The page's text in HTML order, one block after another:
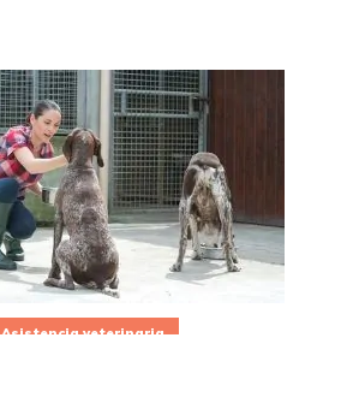
Asistencia veterinaria